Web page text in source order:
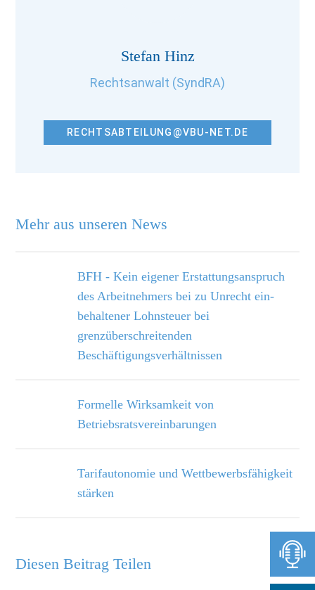
Mehr aus unseren News
BFH - Kein eigener Erstattungsanspruch
des Arbeitnehmers bei zu Unrecht ein­
behaltener Lohnsteuer bei
grenzüberschreitenden
Beschäftigungsverhältnissen
Formelle Wirksamkeit von
Betriebsratsvereinbarungen
Tarifautonomie und Wettbewerbsfähigkeit
stärken
Stefan Hinz
Rechtsanwalt (SyndRA)
RECHTSABTEILUNG@VBU-NET.DE
Diesen Beitrag Teilen